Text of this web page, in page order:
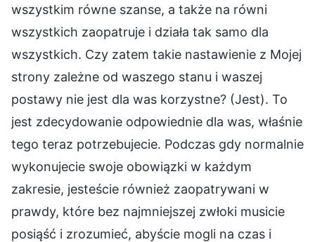
wszystkim równe szanse, a także na równi
wszystkich zaopatruje i działa tak samo dla
wszystkich. Czy zatem takie nastawienie z Mojej
strony zależne od waszego stanu i waszej
postawy nie jest dla was korzystne? (Jest). To
jest zdecydowanie odpowiednie dla was, właśnie
tego teraz potrzebujecie. Podczas gdy normalnie
wykonujecie swoje obowiązki w każdym
zakresie, jesteście również zaopatrywani w
prawdy, które bez najmniejszej zwłoki musicie
posiąść i zrozumieć, abyście mogli na czas i